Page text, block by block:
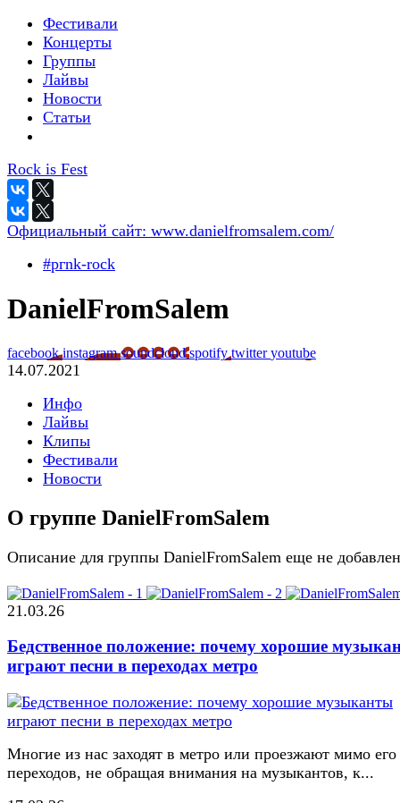
Фестивали
Концерты
Группы
Лайвы
Новости
Статьи
Rock is Fest
Официальный сайт: www.danielfromsalem.com/
#pгnk-roсk
DanielFromSalem
facebookinstagramsoundcloudspotifytwitteryoutube
14.07.2021
Инфо
Лайвы
Клипы
Фестивали
Новости
О группе DanielFromSalem
Описание для группы DanielFromSalem еще не
21.03.26
Бедственное положение: почему хорошие
играют песни в переходах метро
Многие из нас заходят в метро или проезжают мимо его
переходов, не обращая внимания на музыкантов, к...